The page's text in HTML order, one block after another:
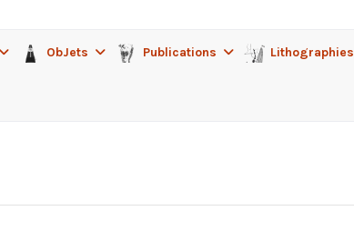
ObJets Publications Lithographies